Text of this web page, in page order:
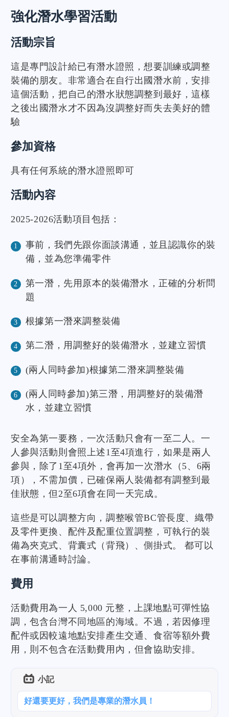
強化潛水學習活動
活動宗旨
這是專門設計給已有潛水證照，想要訓練或調整
裝備的朋友。非常適合在自行出國潛水前，安排
這個活動，把自己的潛水狀態調整到最好，這樣
之後出國潛水才不因為沒調整好而失去美好的體
驗
參加資格
具有任何系統的潛水證照即可
活動內容
2025-2026活動項目包括：
事前，我們先跟你面談溝通，並且認識你的裝
備，並為您準備零件
第一潛，先用原本的裝備潛水，正確的分析問
題
根據第一潛來調整裝備
第二潛，用調整好的裝備潛水，並建立習慣
(兩人同時參加)根據第二潛來調整裝備
(兩人同時參加)第三潛，用調整好的裝備潛
水，並建立習慣
安全為第一要務，一次活動只會有一至二人。一
人參與活動則會照上述1至4項進行，如果是兩人
參與，除了1至4項外，會再加一次潛水（5、6兩
項），不需加價，已確保兩人裝備都有調整到最
佳狀態，但2至6項會在同一天完成。
這些是可以調整方向，調整喉管BC管長度、織帶
及零件更換、配件及配重位置調整，可執行的裝
備為夾克式、背囊式（背飛）、側掛式。 都可以
在事前溝通時討論。
費用
活動費用為一人 5,000 元整，上課地點可彈性協
調，包含台灣不同地區的海域。不過，若因修理
配件或因較遠地點安排產生交通、食宿等額外費
用，則不包含在活動費用內，但會協助安排。
小記
好還要更好，我們是專業的潛水員！